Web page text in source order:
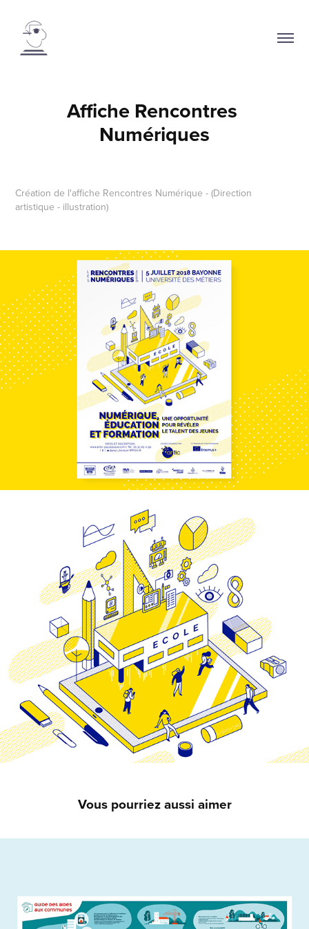
Affiche Rencontres
Numériques
Création de l'affiche Rencontres Numérique - (Direction
artistique - illustration)
Vous pourriez aussi aimer